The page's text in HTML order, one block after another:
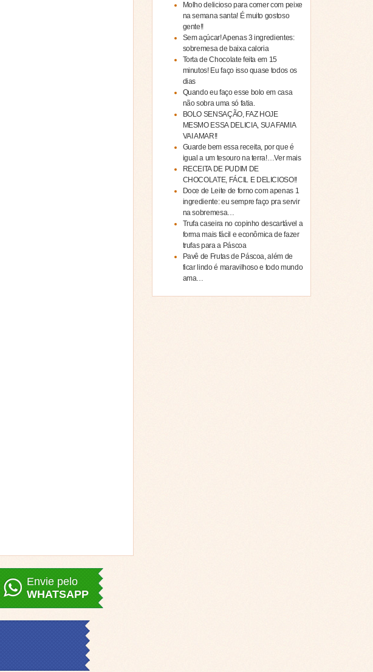
Envie pelo
WHATSAPP
Molho delicioso para comer com peixe
na semana santa! É muito gostoso
gente!!
Sem açúcar! Apenas 3 ingredientes:
sobremesa de baixa caloria
Torta de Chocolate feita em 15
minutos! Eu faço isso quase todos os
dias
Quando eu faço esse bolo em casa
não sobra uma só fatia.
BOLO SENSAÇÃO, FAZ HOJE
MESMO ESSA DELICIA, SUA FAMIA
VAI AMAR!!
Guarde bem essa receita, por que é
igual a um tesouro na terra!…Ver mais
RECEITA DE PUDIM DE
CHOCOLATE, FÁCIL E DELICIOSO!!
Doce de Leite de forno com apenas 1
ingrediente: eu sempre faço pra servir
na sobremesa…
Trufa caseira no copinho descartável a
forma mais fácil e econômica de fazer
trufas para a Páscoa
Pavê de Frutas de Páscoa, além de
ficar lindo é maravilhoso e todo mundo
ama…